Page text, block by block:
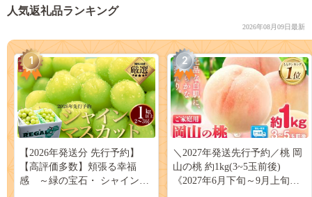
人気返礼品ランキング
2026年08月09日最新
1
【2026年発送分 先行予約】
【高評価多数】頬張る幸福
感 ～緑の宝石・ シャインマ
2
＼2027年発送先行予約／桃 岡
山の桃 約1kg(3~5玉前後)
《2027年6月下旬～9月上旬頃